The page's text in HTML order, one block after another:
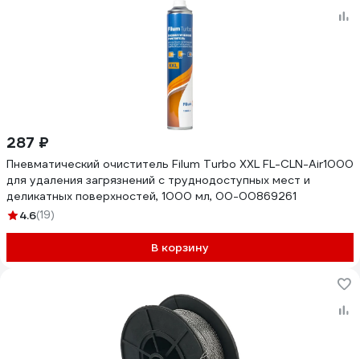
287 ₽
Пневматический очиститель Filum Turbo XXL FL-CLN-Air1000
для удаления загрязнений с труднодоступных мест и
деликатных поверхностей, 1000 мл, 00-00869261
4.6(19)
В корзину